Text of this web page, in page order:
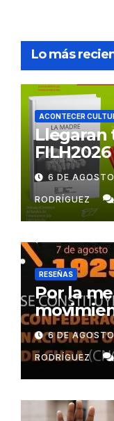
Lo más
ACONTECER
Llegaran
FILH2026
6 DE
RODRÍGUEZ
RESEÑAS
Por la
6 DE
RODRÍGUEZ